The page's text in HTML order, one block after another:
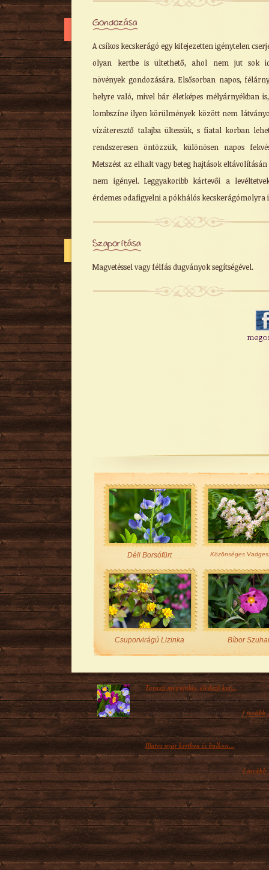
Gondozása
A csíkos kecskerágó egy kifejezetten igénytelen
olyan kertbe is ültethető, ahol nem jut sok
növények gondozására. Elsősorban napos,
helyre való, mivel bár életképes mélyárnyékban
lombszíne ilyen körülmények között nem
vízáteresztő talajba ültessük, s fiatal korban
rendszeresen öntözzük, különösen napos
Metszést az elhalt vagy beteg hajtások
nem igényel. Leggyakoribb kártevői a
érdemes odafigyelni a pókhálós kecskerágómolyra
Szaporítása
Magvetéssel vagy félfás dugványok segítségével.
Déli Borsófürt Közönséges
Csuporvirágú Lizinka Bíbor
Tavaszi megújulás, éledező ker...
Kora tavasszal, amikor feléled a
maga a kert is, nagyon örülünk...[ tovább
Illatos nyár kertben és balkon...
A nyár kétségkívül a bőség évszaka,
természet általában a legszebb...[ tovább